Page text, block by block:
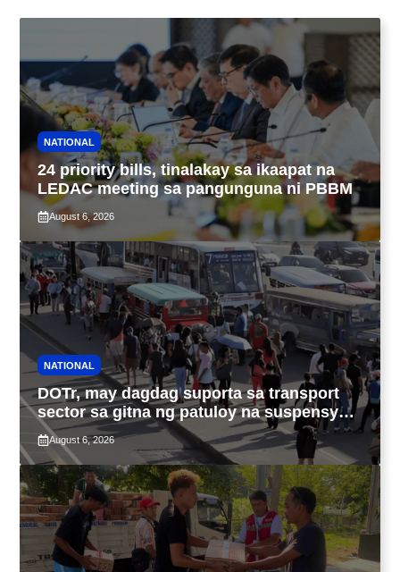
NATIONAL
24 priority bills, tinalakay sa ikaapat na
LEDAC meeting sa pangunguna ni PBBM
August 6, 2026
NATIONAL
DOTr, may dagdag suporta sa transport
sector sa gitna ng patuloy na suspensyon
ng taas-pasahe
August 6, 2026